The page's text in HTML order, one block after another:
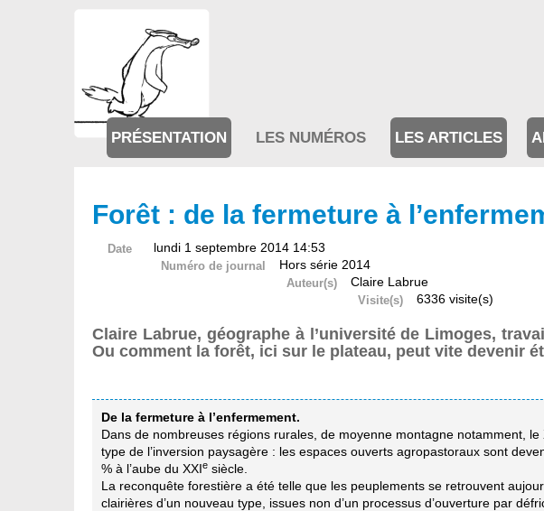
PRÉSENTATION LES NUMÉROS LES ARTICLES
Forêt : de la fermeture à
Date lundi 1 septembre 2014 14:53
Numéro de journal Hors série 2014
Auteur(s) Claire Labrue
Visite(s) 6336 visite(s)
Claire Labrue, géographe à l’université de Limoges,
Ou comment la forêt, ici sur le plateau, peut vite devenir
De la fermeture à l’enfermement.
Dans de nombreuses régions rurales, de moyenne montagne notamment, le
type de l’inversion paysagère : les espaces ouverts agropastoraux sont
% à l’aube du XXIe siècle.
La reconquête forestière a été telle que les peuplements se retrouvent
clairières d’un nouveau type, issues non d’un processus d’ouverture par